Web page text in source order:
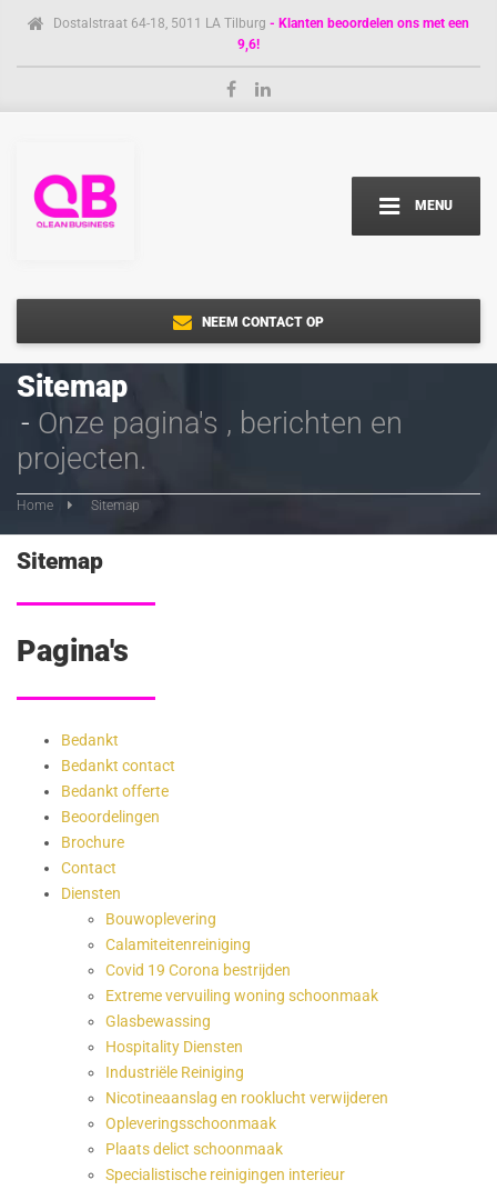
Dostalstraat 64-18, 5011 LA Tilburg - Klanten beoordelen ons met een
9,6!
MENU
NEEM CONTACT OP
Sitemap
Onze pagina's , berichten en
projecten.
Home Sitemap
Sitemap
Pagina's
Bedankt
Bedankt contact
Bedankt offerte
Beoordelingen
Brochure
Contact
Diensten
Bouwoplevering
Calamiteitenreiniging
Covid 19 Corona bestrijden
Extreme vervuiling woning schoonmaak
Glasbewassing
Hospitality Diensten
Industriële Reiniging
Nicotineaanslag en rooklucht verwijderen
Opleveringsschoonmaak
Plaats delict schoonmaak
Specialistische reinigingen interieur